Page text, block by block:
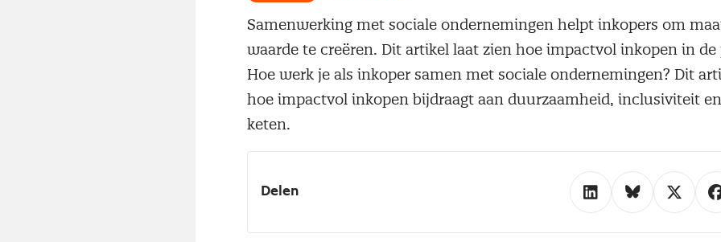
Samenwerking met sociale ondernemingen helpt inkopers om
waarde te creëren. Dit artikel laat zien hoe impactvol inkopen in
Hoe werk je als inkoper samen met sociale ondernemingen? Dit
hoe impactvol inkopen bijdraagt aan duurzaamheid, inclusiviteit
keten.
Delen